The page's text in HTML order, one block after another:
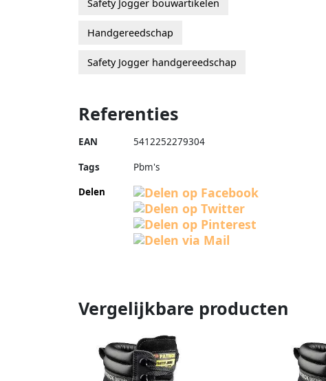
Safety Jogger bouwartikelen
Handgereedschap
Safety Jogger handgereedschap
Referenties
EAN 5412252279304
Tags
Pbm's
Delen
Vergelijkbare producten